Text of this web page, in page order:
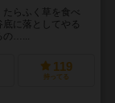
らふく草を食べ
に落としてやる
…...
119
持ってる